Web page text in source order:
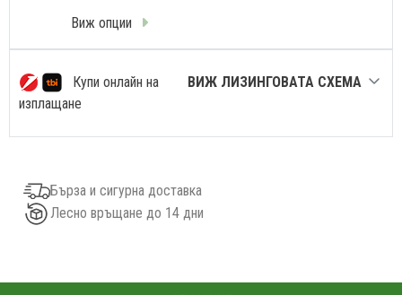
Виж опции
Купи онлайн на
изплащане
ВИЖ ЛИЗИНГОВАТА СХЕМА
Бърза и сигурна доставка
Лесно връщане до 14 дни